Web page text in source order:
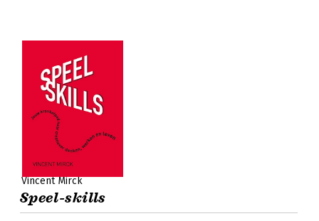
Vincent Mirck
Speel-skills